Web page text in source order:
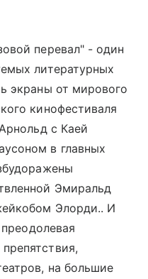
перевал" - один
литературных
экраны от мирового
кинофестиваля
с Каей
в главных
Эмиральд
Элорди.. И
на большие